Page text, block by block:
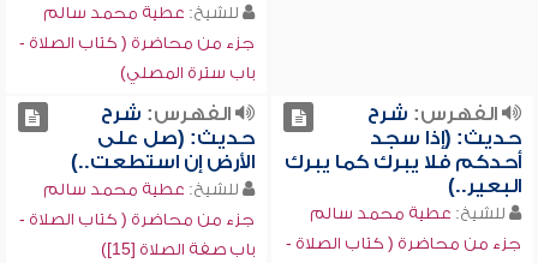
للشيخ: عطية محمد سالم
جزء من محاضرة ( كتاب الصلاة -
باب سترة المصلي)
الفهرس: شرح
حديث: (إذا سجد
أحدكم فلا يبرك كما يبرك
البعير..)
للشيخ: عطية محمد سالم
جزء من محاضرة ( كتاب الصلاة -
الفهرس: شرح
حديث: (صل على
الأرض إن استطعت..)
للشيخ: عطية محمد سالم
جزء من محاضرة ( كتاب الصلاة -
باب صفة الصلاة [15])